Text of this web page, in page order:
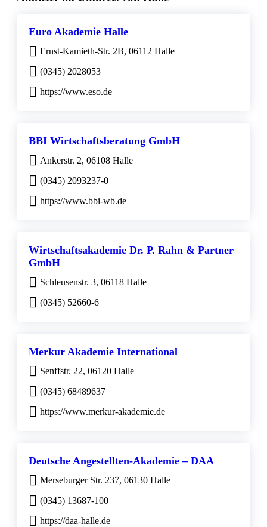
Euro Akademie Halle
Ernst-Kamieth-Str. 2B, 06112 Halle
(0345) 2028053
https://www.eso.de
BBI Wirtschaftsberatung GmbH
Ankerstr. 2, 06108 Halle
(0345) 2093237-0
https://www.bbi-wb.de
Wirtschaftsakademie Dr. P. Rahn & Partner
GmbH
Schleusenstr. 3, 06118 Halle
(0345) 52660-6
Merkur Akademie International
Senffstr. 22, 06120 Halle
(0345) 68489637
https://www.merkur-akademie.de
Deutsche Angestellten-Akademie – DAA
Merseburger Str. 237, 06130 Halle
(0345) 13687-100
https://daa-halle.de